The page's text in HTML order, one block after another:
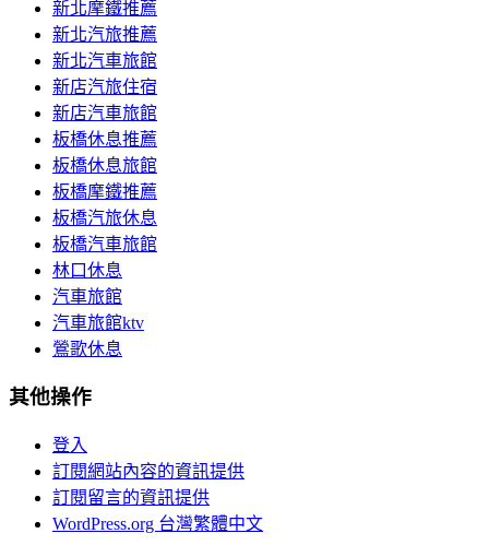
新北摩鐵推薦
新北汽旅推薦
新北汽車旅館
新店汽旅住宿
新店汽車旅館
板橋休息推薦
板橋休息旅館
板橋摩鐵推薦
板橋汽旅休息
板橋汽車旅館
林口休息
汽車旅館
汽車旅館ktv
鶯歌休息
其他操作
登入
訂閱網站內容的資訊提供
訂閱留言的資訊提供
WordPress.org 台灣繁體中文